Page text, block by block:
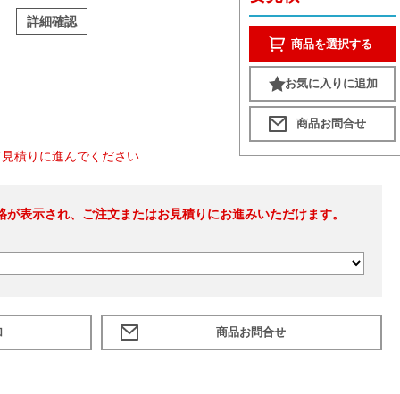
詳細確認
積りに進んでください
表示され、ご注文またはお見積りにお進みいただけます。
商品を選択する
お気に入りに追加